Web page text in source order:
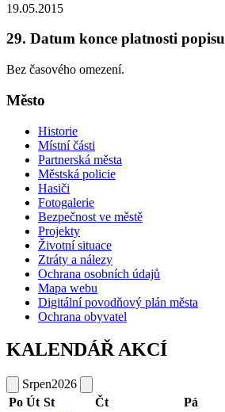
19.05.2015
29. Datum konce platnosti popisu
Bez časového omezení.
Město
Historie
Místní části
Partnerská města
Městská policie
Hasiči
Fotogalerie
Bezpečnost ve městě
Projekty
Životní situace
Ztráty a nálezy
Ochrana osobních údajů
Mapa webu
Digitální povodňový plán města
Ochrana obyvatel
KALENDÁŘ AKCÍ
Srpen2026
Po Út St Čt Pá